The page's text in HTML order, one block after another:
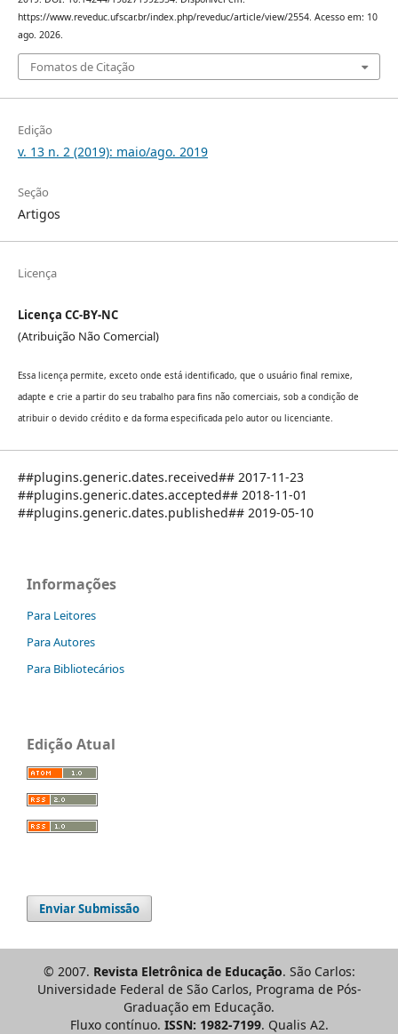
https://www.reveduc.ufscar.br/index.php/reveduc/article/view/2554. Acesso em: 10
ago. 2026.
Fomatos de Citação
Edição
v. 13 n. 2 (2019): maio/ago. 2019
Seção
Artigos
Licença
Licença CC-BY-NC
(Atribuição Não Comercial)
Essa licença permite, exceto onde está identificado, que o usuário final remixe,
adapte e crie a partir do seu trabalho para fins não comerciais, sob a condição de
atribuir o devido crédito e da forma especificada pelo autor ou licenciante.
##plugins.generic.dates.received## 2017-11-23
##plugins.generic.dates.accepted## 2018-11-01
##plugins.generic.dates.published## 2019-05-10
Informações
Para Leitores
Para Autores
Para Bibliotecários
Edição Atual
Enviar Submissão
© 2007. Revista Eletrônica de Educação. São Carlos:
Universidade Federal de São Carlos, Programa de Pós-
Graduação em Educação.
Fluxo contínuo. ISSN: 1982-7199. Qualis A2.